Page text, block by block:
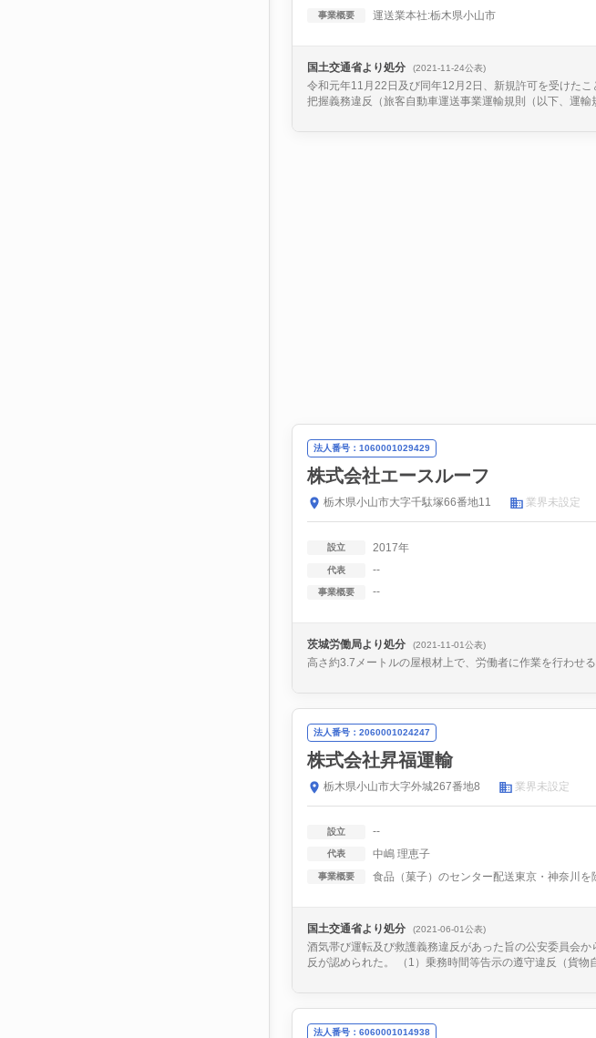
事業概要 運送業本社:栃木県小山市
国土交通省より処分 (2021-11-24公表)
令和元年11月22日及び同年12月2日、新規許可を受けた
把握義務違反（旅客自動車運送事業運輸規則（以下、運
法人番号：1060001029429
株式会社エースルーフ
栃木県小山市大字千駄塚66番地11 業界未設定
設立 2017年
代表 --
事業概要 --
茨城労働局より処分 (2021-11-01公表)
高さ約3.7メートルの屋根材上で、労働者に作業を行わせ
法人番号：2060001024247
株式会社昇福運輸
栃木県小山市大字外城267番地8 業界未設定
設立 --
代表 中嶋 理恵子
事業概要
国土交通省より処分 (2021-06-01公表)
酒気帯び運転及び救護義務違反があった旨の公安委員会
反が認められた。 （1）乗務時間等告示の遵守違反（貨
法人番号：6060001014938